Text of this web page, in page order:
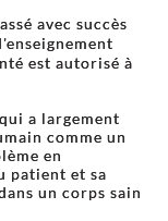
avec succès
est autorisé à
a largement
comme un
en
patient et sa
un corps sain